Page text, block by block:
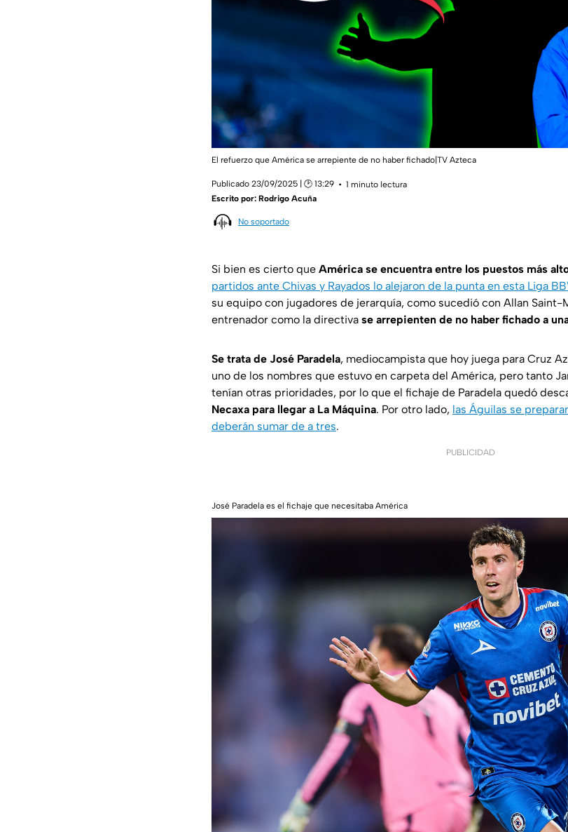
El refuerzo que América se arrepiente de no haber fichado|TV Azteca
Publicado 23/09/2025 | 🕑 13:29
1 minuto lectura
Escrito por: Rodrigo Acuña
No soportado
Si bien es cierto que América se encuentra entre los puestos más
partidos ante Chivas y Rayados lo alejaron de la punta en esta Liga
su equipo con jugadores de jerarquía, como sucedió con Allan Saint-
entrenador como la directiva se arrepienten de no haber fichado a
Se trata de José Paradela, mediocampista que hoy juega para Cruz
uno de los nombres que estuvo en carpeta del América, pero tanto
tenían otras prioridades, por lo que el fichaje de Paradela quedó
Necaxa para llegar a La Máquina. Por otro lado, las Águilas se
deberán sumar de a tres.
PUBLICIDAD
José Paradela es el fichaje que necesitaba América